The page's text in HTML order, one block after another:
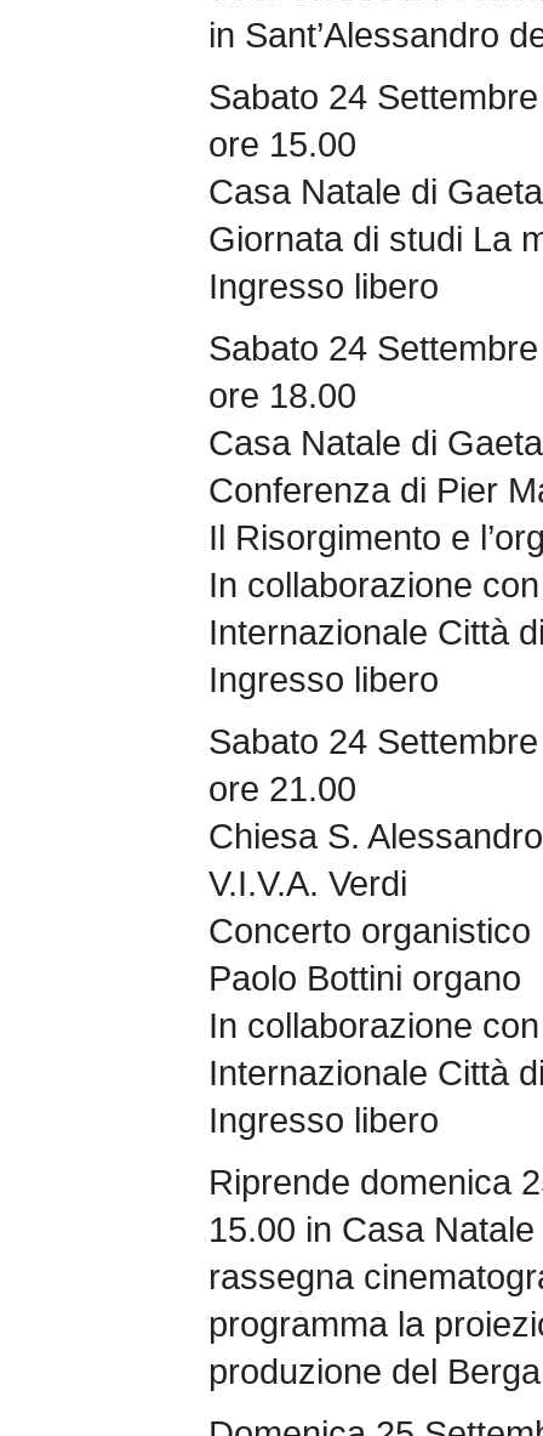
in Sant’Alessandro
Sabato 24 Settembre
ore 15.00
Casa Natale di
Giornata di studi La
Ingresso libero
Sabato 24 Settembre
ore 18.00
Casa Natale di
Conferenza di Pier
Il Risorgimento e
In collaborazione
Internazionale Città
Ingresso libero
Sabato 24 Settembre
ore 21.00
Chiesa S.
V.I.V.A. Verdi
Concerto organistico
Paolo Bottini organo
In collaborazione
Internazionale Città
Ingresso libero
Riprende domenica
15.00 in Casa
rassegna
programma la
produzione del